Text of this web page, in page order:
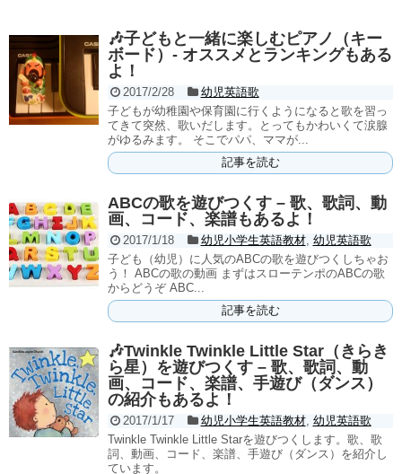
🎶子どもと一緒に楽しむピアノ（キー
ボード）- オススメとランキングもある
よ！
2017/2/28
幼児英語歌
子どもが幼稚園や保育園に行くようになると歌を習っ
てきて突然、歌いだします。とってもかわいくて涙腺
がゆるみます。 そこでパパ、ママが...
記事を読む
ABCの歌を遊びつくす – 歌、歌詞、動
画、コード、楽譜もあるよ！
2017/1/18 幼児小学生英語教材, 幼児英語歌
子ども（幼児）に人気のABCの歌を遊びつくしちゃお
う！ ABCの歌の動画 まずはスローテンポのABCの歌
からどうぞ ABC...
記事を読む
🎶Twinkle Twinkle Little Star（きらき
ら星）を遊びつくす – 歌、歌詞、動
画、コード、楽譜、手遊び（ダンス）
の紹介もあるよ！
2017/1/17 幼児小学生英語教材, 幼児英語歌
Twinkle Twinkle Little Starを遊びつくします。歌、歌
詞、動画、コード、楽譜、手遊び（ダンス）を紹介し
ています。